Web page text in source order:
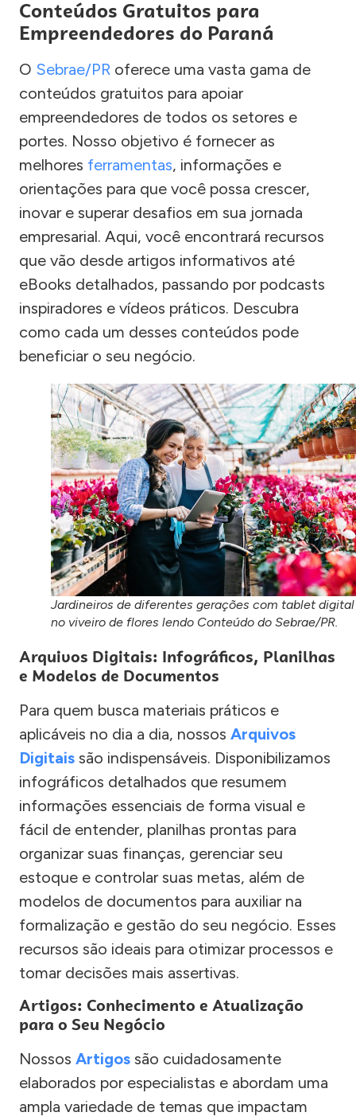
Conteúdos Gratuitos para
Empreendedores do Paraná
O Sebrae/PR oferece uma vasta gama de
conteúdos gratuitos para apoiar
empreendedores de todos os setores e
portes. Nosso objetivo é fornecer as
melhores ferramentas, informações e
orientações para que você possa crescer,
inovar e superar desafios em sua jornada
empresarial. Aqui, você encontrará recursos
que vão desde artigos informativos até
eBooks detalhados, passando por podcasts
inspiradores e vídeos práticos. Descubra
como cada um desses conteúdos pode
beneficiar o seu negócio.
Jardineiros de diferentes gerações com tablet digital
no viveiro de flores lendo Conteúdo do Sebrae/PR.
Arquivos Digitais: Infográficos, Planilhas
e Modelos de Documentos
Para quem busca materiais práticos e
aplicáveis no dia a dia, nossos Arquivos
Digitais são indispensáveis. Disponibilizamos
infográficos detalhados que resumem
informações essenciais de forma visual e
fácil de entender, planilhas prontas para
organizar suas finanças, gerenciar seu
estoque e controlar suas metas, além de
modelos de documentos para auxiliar na
formalização e gestão do seu negócio. Esses
recursos são ideais para otimizar processos e
tomar decisões mais assertivas.
Artigos: Conhecimento e Atualização
para o Seu Negócio
Nossos Artigos são cuidadosamente
elaborados por especialistas e abordam uma
ampla variedade de temas que impactam